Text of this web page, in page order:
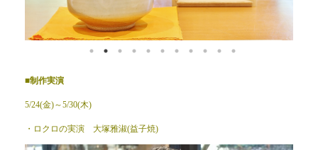
■制作実演
5/24(金)～5/30(木)
・ロクロの実演 大塚雅淑(益子焼)